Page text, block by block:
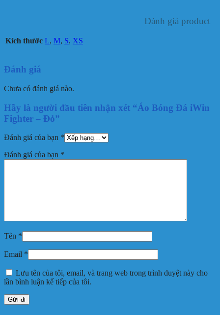
Đánh giá product
Kích thước L, M, S, XS
Đánh giá
Chưa có đánh giá nào.
Hãy là người đầu tiên nhận xét “Áo Bóng Đá iWin
Fighter – Đỏ”
Đánh giá của bạn *
Đánh giá của bạn *
Tên *
Email *
Lưu tên của tôi, email, và trang web trong trình duyệt này cho
lần bình luận kế tiếp của tôi.